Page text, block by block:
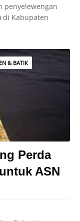
penyelewengan
di Kabupaten
& BATIK
Perda
ASN